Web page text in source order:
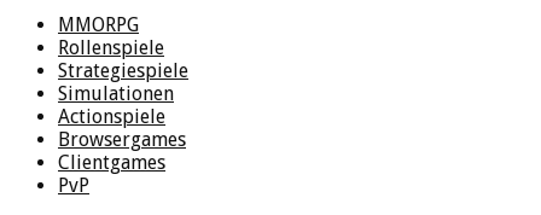
MMORPG
Rollenspiele
Strategiespiele
Simulationen
Actionspiele
Browsergames
Clientgames
PvP